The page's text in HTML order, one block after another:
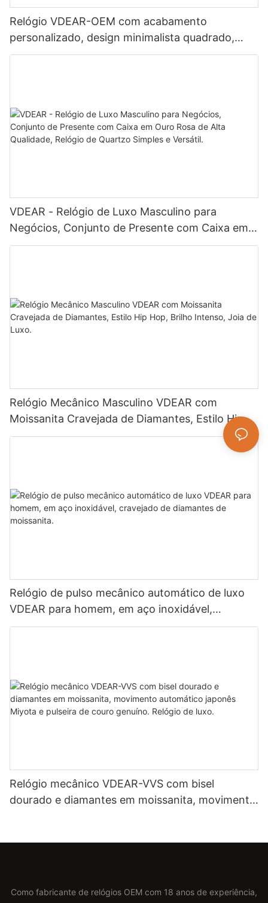
Relógio VDEAR-OEM com acabamento
personalizado, design minimalista quadrado,
calendário e pulseira de aço inoxidável, ideal
VDEAR - Relógio de Luxo Masculino para
Negócios, Conjunto de Presente com Caixa em
Ouro Rosa de Alta Qualidade, Relógio de Quartzo
Relógio Mecânico Masculino VDEAR com
Moissanita Cravejada de Diamantes, Estilo Hip
Hop, Brilho Intenso, Joia de Luxo.
Relógio de pulso mecânico automático de luxo
VDEAR para homem, em aço inoxidável,
cravejado de diamantes de moissanita.
Relógio mecânico VDEAR-VVS com bisel
dourado e diamantes em moissanita, movimento
Como fabricante de relógios OEM com 18 anos de experiência,